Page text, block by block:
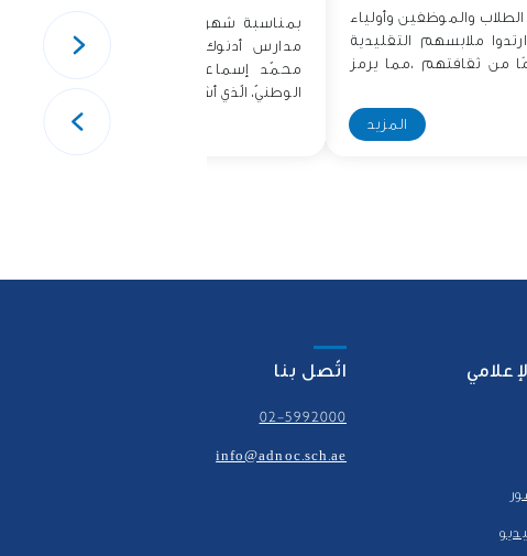
والموظفين وأولياء
ارتدوا ملابسهم التقليدية
من ثقافتهم ،مما يرمز
المزيد
بمناسبة شهر القراءة، استقبل طلّاب
مدارس أدنوك- ساس النّخل الأستاذ
محمّد إسماعيل ممثّلُا عن الأرشيف
الوطنيّ، الّذي أشرك..
المزيد
اتّصل بنا
02-5992000
info@adnoc.sch.ae